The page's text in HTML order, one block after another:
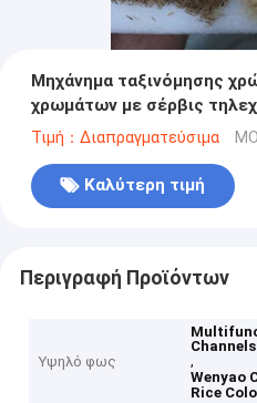
Μηχάνημα ταξινόμησης
χρωμάτων με σέρβις
Τιμή：Διαπραγματεύσιμα
Καλύτερη τιμή
Περιγραφή Προϊόντων
Υψηλό φως
Channels
,
Wenyao
Rice